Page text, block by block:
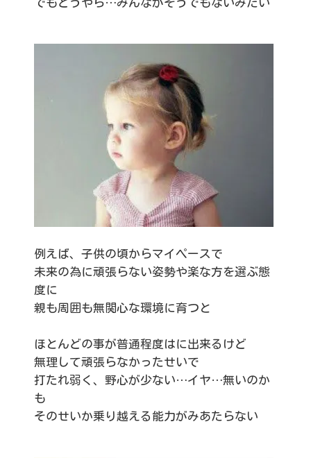
でもどうやら…みんながそうでもないみたい
例えば、子供の頃からマイペースで
未来の為に頑張らない姿勢や楽な方を選ぶ態
度に
親も周囲も無関心な環境に育つと
ほとんどの事が普通程度はに出来るけど
無理して頑張らなかったせいで
打たれ弱く、野心が少ない…イヤ…無いのか
も
そのせいか乗り越える能力がみあたらない